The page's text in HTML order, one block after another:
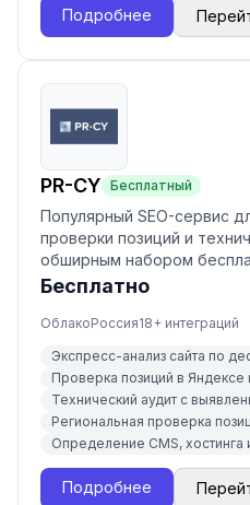
Подробнее
PR-CY Бесплатный
Популярный SEO-сервис
проверки позиций и
обширным набором
Бесплатно
ОблакоРоссия18+ интеграций
Экспресс-анализ сайта по
Проверка позиций в Яндексе
Технический аудит с
Региональная проверка
Определение CMS, хостинга
Подробнее